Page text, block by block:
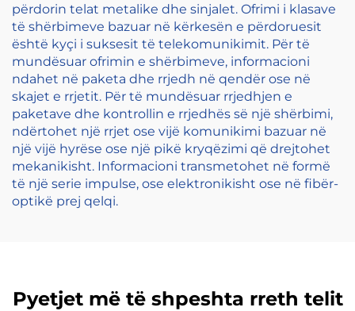
përdorin telat metalike dhe sinjalet. Ofrimi i klasave
të shërbimeve bazuar në kërkesën e përdoruesit
është kyçi i suksesit të telekomunikimit. Për të
mundësuar ofrimin e shërbimeve, informacioni
ndahet në paketa dhe rrjedh në qendër ose në
skajet e rrjetit. Për të mundësuar rrjedhjen e
paketave dhe kontrollin e rrjedhës së një shërbimi,
ndërtohet një rrjet ose vijë komunikimi bazuar në
një vijë hyrëse ose një pikë kryqëzimi që drejtohet
mekanikisht. Informacioni transmetohet në formë
të një serie impulse, ose elektronikisht ose në fibër-
optikë prej qelqi.
Pyetjet më të shpeshta rreth telit